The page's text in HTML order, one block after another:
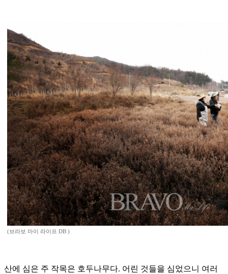
(브라보 마이 라이프 DB )
산에 심은 주 작목은 호두나무다. 어린 것들을 심었으니 여러